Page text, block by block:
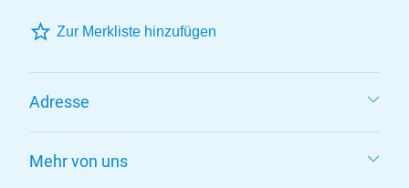
Zur Merkliste hinzufügen
Adresse
Mehr von uns